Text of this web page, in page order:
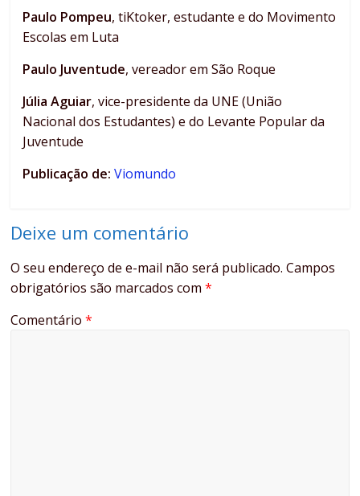
Paulo Pompeu, tiKtoker, estudante e do Movimento
Escolas em Luta
Paulo Juventude, vereador em São Roque
Júlia Aguiar, vice-presidente da UNE (União
Nacional dos Estudantes) e do Levante Popular da
Juventude
Publicação de:Viomundo
Deixe um comentário
O seu endereço de e-mail não será publicado. Campos
obrigatórios são marcados com*
Comentário*